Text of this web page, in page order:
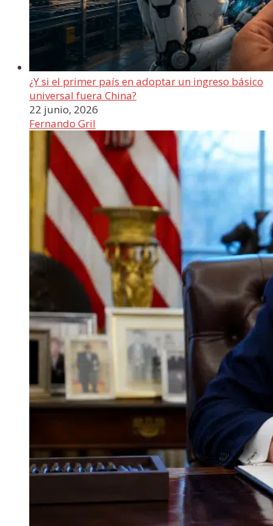
¿Y si el primer país en adoptar un ingreso básico
universal fuera China?
22 junio, 2026
Fernando Gril